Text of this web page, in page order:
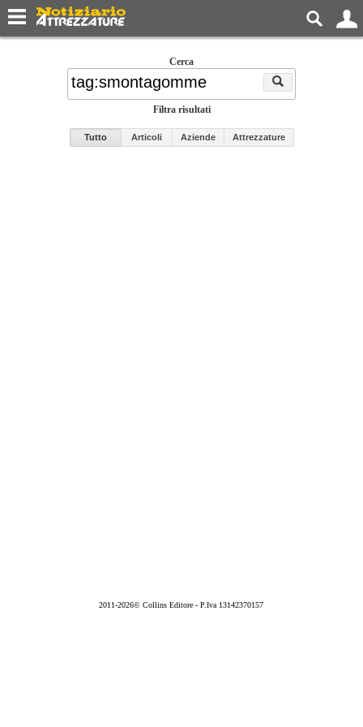
Cerca
Filtra risultati
Tutto Articoli Aziende Attrezzature
2011-2026© Collins Editore - P.Iva 13142370157